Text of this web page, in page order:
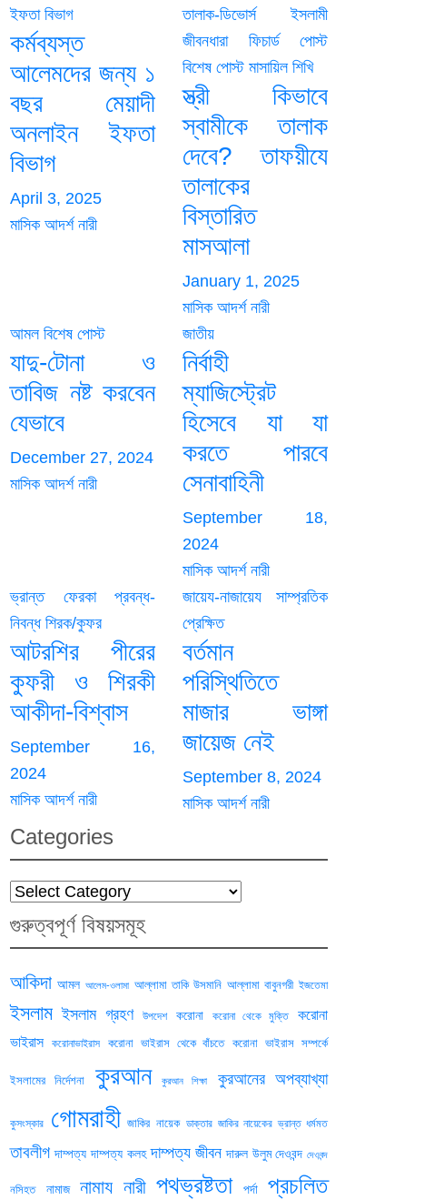
ইফতা বিভাগ
কর্মব্যস্ত
আলেমদের জন্য ১
বছর মেয়াদী
অনলাইন ইফতা
বিভাগ
April 3, 2025
মাসিক আদর্শ নারী
তালাক-ডিভোর্স
ইসলামী
জীবনধারা
ফিচার্ড পোস্ট
বিশেষ পোস্ট মাসায়িল শিখি
স্ত্রী কিভাবে
স্বামীকে তালাক
দেবে? তাফয়ীযে
তালাকের
বিস্তারিত
মাসআলা
January 1, 2025
মাসিক আদর্শ নারী
আমল বিশেষ পোস্ট
যাদু-টোনা ও
তাবিজ নষ্ট করবেন
যেভাবে
December 27, 2024
মাসিক আদর্শ নারী
জাতীয়
নির্বাহী
ম্যাজিস্ট্রেট
হিসেবে যা যা
করতে পারবে
সেনাবাহিনী
September 18,
2024
মাসিক আদর্শ নারী
ভ্রান্ত ফেরকা
প্রবন্ধ-
নিবন্ধ শিরক/কুফর
আটরশির পীরের
কুফরী ও শিরকী
আকীদা-বিশ্বাস
September 16,
2024
মাসিক আদর্শ নারী
জায়েয-নাজায়েয
সাম্প্রতিক
প্রেক্ষিত
বর্তমান
পরিস্থিতিতে
মাজার ভাঙ্গা
জায়েজ নেই
September 8, 2024
মাসিক আদর্শ নারী
Categories
Categories
গুরুত্বপূর্ণ বিষয়সমূহ
আকিদা আমল আলেম-ওলামা আল্লামা তাকি উসমানি আল্লামা বাবুনগরী ইজতেমা
ইসলাম ইসলাম গ্রহণ উপদেশ করোনা করোনা থেকে মুক্তি
করোনা
ভাইরাস
করোনাভাইরাস করোনা ভাইরাস থেকে বাঁচতে করোনা ভাইরাস সম্পর্কে
ইসলামের নির্দেশনা কুরআন কুরআন শিক্ষা কুরআনের অপব্যাখ্যা
কুসংস্কার গোমরাহী জাকির নায়েক ডাক্তার জাকির নায়েকের ভ্রান্ত ধর্মমত
তাবলীগ দাম্পত্য দাম্পত্য কলহ দাম্পত্য জীবন দারুল উলুম দেওবন্দ দেওবন্দ
নসিহত নামাজ নামায নারী পথভ্রষ্টতা পর্দা
প্রচলিত